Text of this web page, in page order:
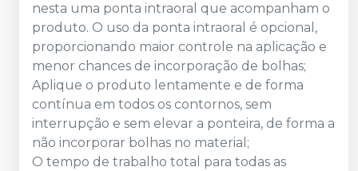
nesta uma ponta intraoral que acompanham o
produto. O uso da ponta intraoral é opcional,
proporcionando maior controle na aplicação e
menor chances de incorporação de bolhas;
Aplique o produto lentamente e de forma
contínua em todos os contornos, sem
interrupção e sem elevar a ponteira, de forma a
não incorporar bolhas no material;
O tempo de trabalho total para todas as